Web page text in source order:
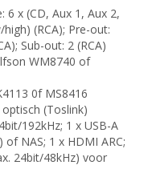
6 x (CD, Aux 1, Aux 2,
(RCA); Pre-out:
Sub-out: 2 (RCA)
WM8740 of
0f MS8416
(Toslink)
192kHz; 1 x USB-A
NAS; 1 x HDMI ARC;
24bit/48kHz) voor